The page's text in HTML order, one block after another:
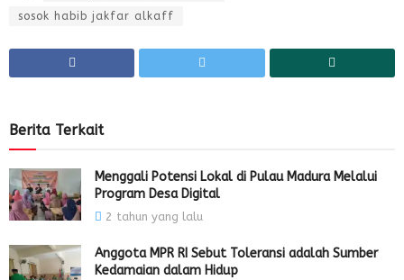
sosok habib jakfar alkaff
Berita Terkait
Menggali Potensi Lokal di Pulau Madura Melalui
Program Desa Digital
2 tahun yang lalu
Anggota MPR RI Sebut Toleransi adalah Sumber
Kedamaian dalam Hidup